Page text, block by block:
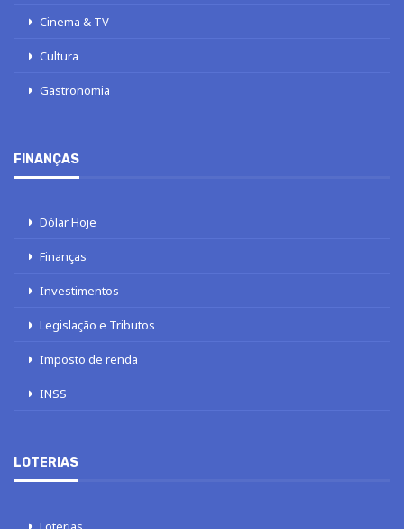
Cinema & TV
Cultura
Gastronomia
FINANÇAS
Dólar Hoje
Finanças
Investimentos
Legislação e Tributos
Imposto de renda
INSS
LOTERIAS